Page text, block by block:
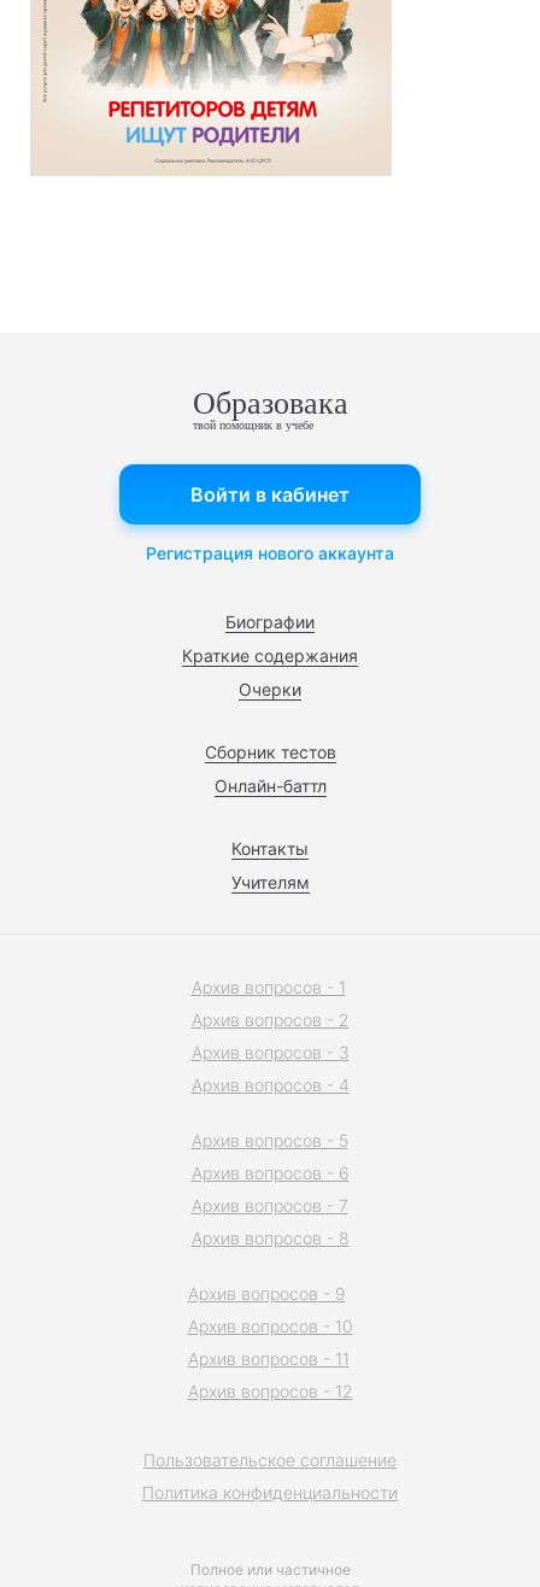
Образовака
твой помощник в учебе
Биографии
Краткие содержания
Очерки
Сборник тестов
Онлайн-баттл
Контакты
Учителям
Войти в кабинет
Регистрация нового аккаунта
Полное или частичное
Пользовательское соглашение
Политика конфиденциальности
Архив вопросов - 1
Архив вопросов - 2
Архив вопросов - 3
Архив вопросов - 4
Архив вопросов - 5
Архив вопросов - 6
Архив вопросов - 7
Архив вопросов - 8
Архив вопросов - 9
Архив вопросов - 10
Архив вопросов - 11
Архив вопросов - 12